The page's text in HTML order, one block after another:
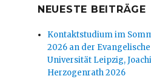
NEUESTE BEITRÄGE
Kontaktstudium im
2026 an der
Universität Leipzig,
Herzogenrath 2026